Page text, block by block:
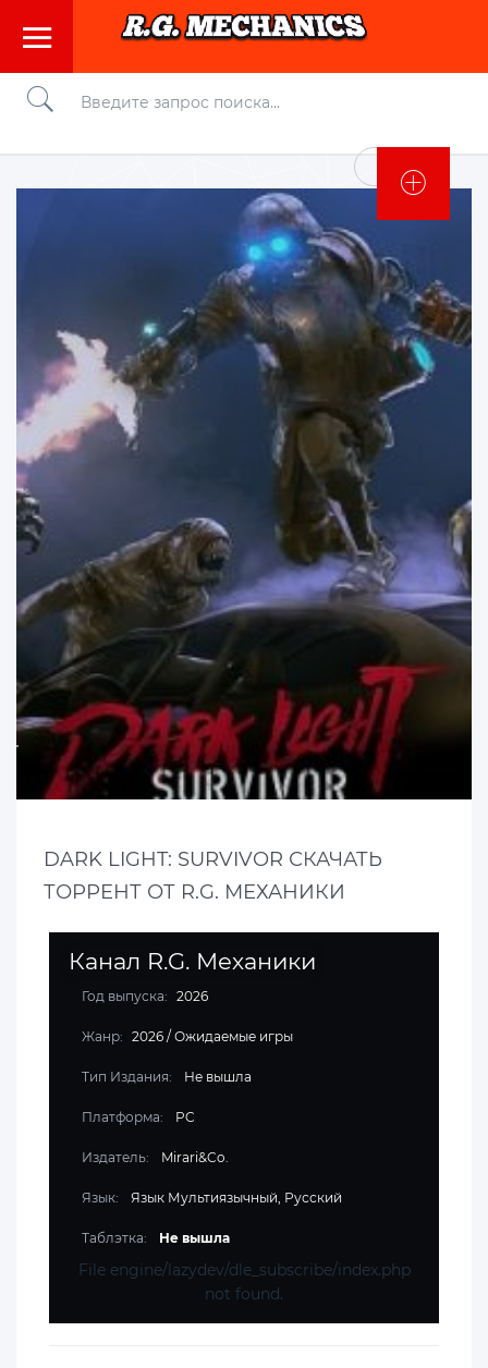
Войти
DARK LIGHT: SURVIVOR СКАЧАТЬ
ТОРРЕНТ ОТ R.G. МЕХАНИКИ
Канал R.G. Механики
Год выпуска: 2026
Жанр: 2026 / Ожидаемые игры
Тип Издания: Не вышла
Платформа: PC
Издатель: Mirari&Co.
Язык: Язык Мультиязычный, Русский
Таблэтка: Не вышла
File engine/lazydev/dle_subscribe/index.php
not found.